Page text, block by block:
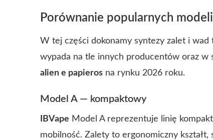
Porównanie popularnych modeli
W tej części dokonamy syntezy zalet i
wypada na tle innych producentów oraz w
alien e papieros na rynku 2026 roku.
Model A — kompaktowy
IBVape Model A reprezentuje linię
mobilność. Zalety to ergonomiczny kształt,